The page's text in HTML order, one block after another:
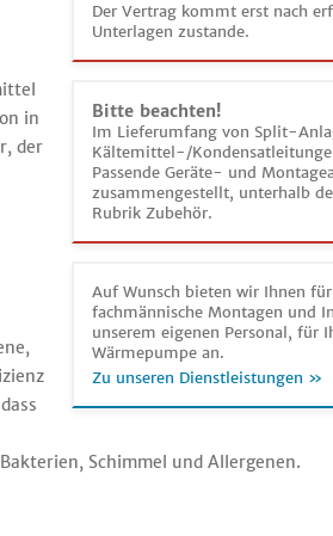
Der Vertrag kommt erst nach
Unterlagen zustande.
Bitte beachten!
Im Lieferumfang von Split-
Kältemittel-/
Passende Geräte- und
zusammengestellt, unterhalb
Rubrik Zubehör.
Auf Wunsch bieten wir Ihnen
fachmännische Montagen und
unserem eigenen Personal, für
Wärmepumpe an.
Zu unseren Dienstleistungen »
in
der
Schimmel und Allergenen.